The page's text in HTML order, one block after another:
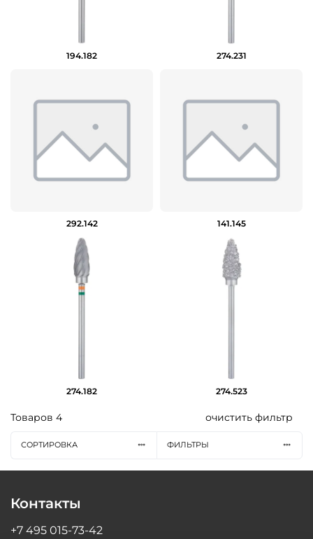
194.182 274.231
292.142 141.145
274.182 274.523
Товаров 4 очистить фильтр
СОРТИРОВКА ФИЛЬТРЫ
Контакты
+7 495 015-73-42